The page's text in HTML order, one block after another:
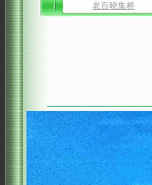
老百晓集桥